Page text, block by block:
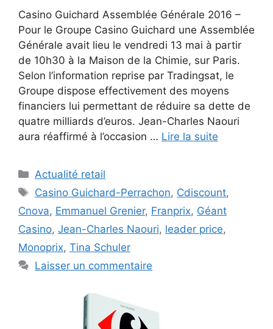
Casino Guichard Assemblée Générale 2016 –
Pour le Groupe Casino Guichard une Assemblée
Générale avait lieu le vendredi 13 mai à partir
de 10h30 à la Maison de la Chimie, sur Paris.
Selon l’information reprise par Tradingsat, le
Groupe dispose effectivement des moyens
financiers lui permettant de réduire sa dette de
quatre milliards d’euros. Jean-Charles Naouri
aura réaffirmé à l’occasion … Lire la suite
Catégories
Actualité retail
Étiquettes
Casino Guichard-Perrachon, Cdiscount,
Cnova, Emmanuel Grenier, Franprix, Géant
Casino, Jean-Charles Naouri, leader price,
Monoprix, Tina Schuler
Laisser un commentaire